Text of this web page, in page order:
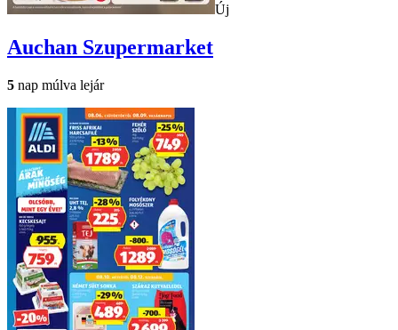
Új
Auchan Szupermarket
5 nap múlva lejár